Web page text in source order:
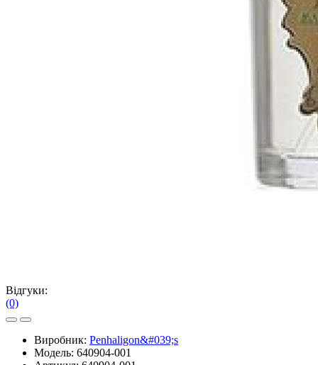
Відгуки:
(0)
Виробник: Penhaligon&#039;s
Модель: 640904-001